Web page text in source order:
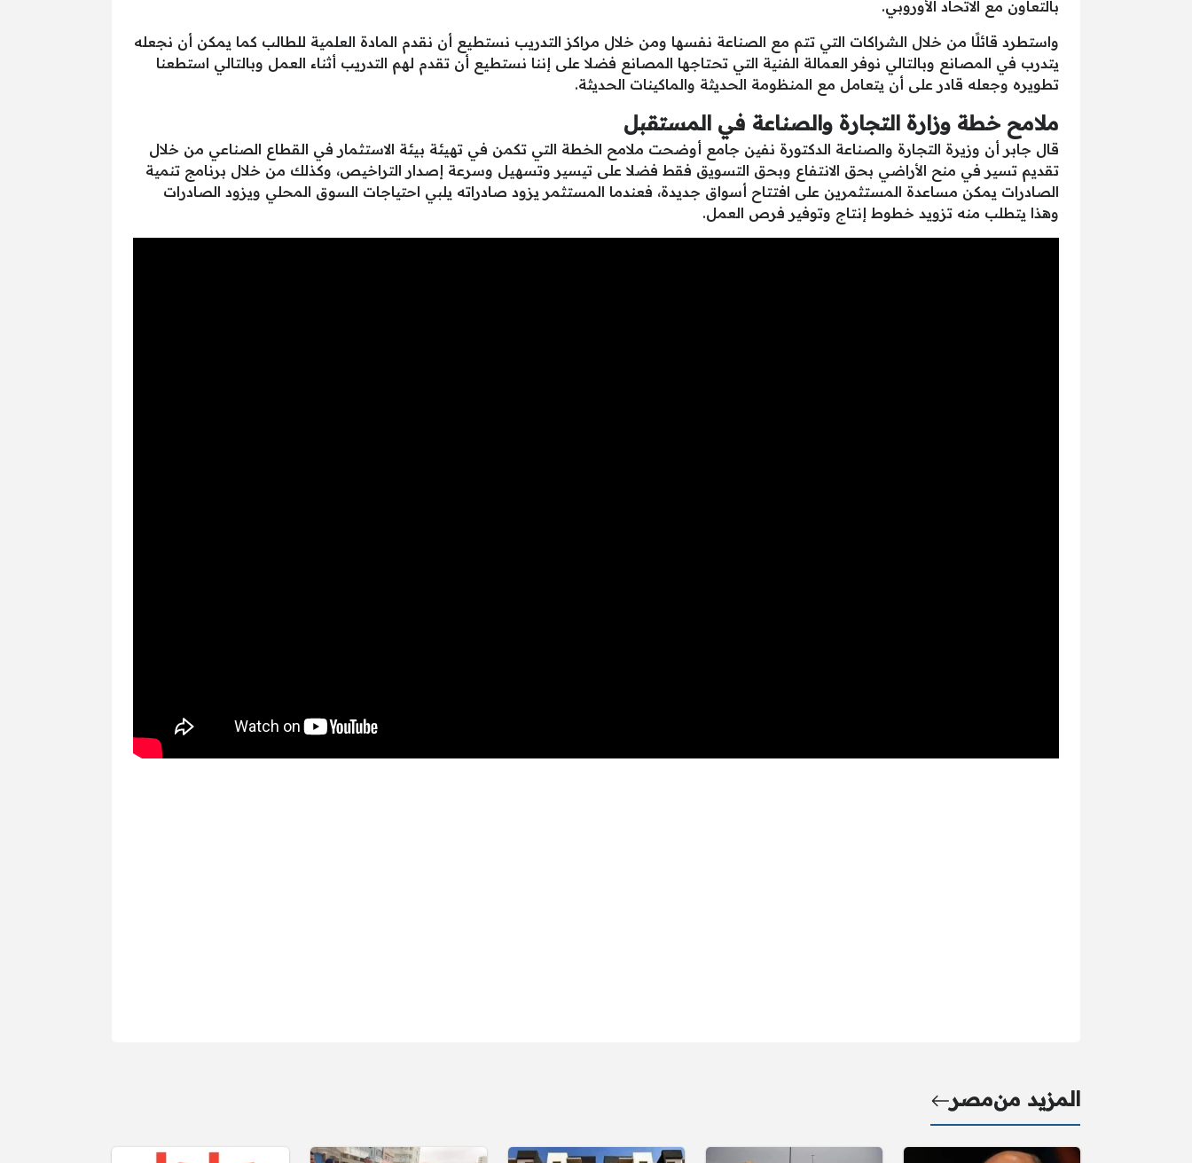
بالتعاون مع الاتحاد الأوروبي.
واستطرد قائلًا من خلال الشراكات التي تتم مع الصناعة نفسها ومن خلال مراكز التدريب نستطيع أن نقدم المادة العلمية للطالب كما يمكن أن نجعله
يتدرب في المصانع وبالتالي نوفر العمالة الفنية التي تحتاجها المصانع فضلا على إننا نستطيع أن تقدم لهم التدريب أثناء العمل وبالتالي استطعنا
تطويره وجعله قادر على أن يتعامل مع المنظومة الحديثة والماكينات الحديثة.
ملامح خطة وزارة التجارة والصناعة في المستقبل
قال جابر أن وزيرة التجارة والصناعة الدكتورة نفين جامع أوضحت ملامح الخطة التي تكمن في تهيئة بيئة الاستثمار في القطاع الصناعي من خلال
تقديم تسير في منح الأراضي بحق الانتفاع وبحق التسويق فقط فضلا على تيسير وتسهيل وسرعة إصدار التراخيص، وكذلك من خلال برنامج تنمية
الصادرات يمكن مساعدة المستثمرين على افتتاح أسواق جديدة، فعندما المستثمر يزود صادراته يلبي احتياجات السوق المحلي ويزود الصادرات
وهذا يتطلب منه تزويد خطوط إنتاج وتوفير فرص العمل.
المزيد منمصر